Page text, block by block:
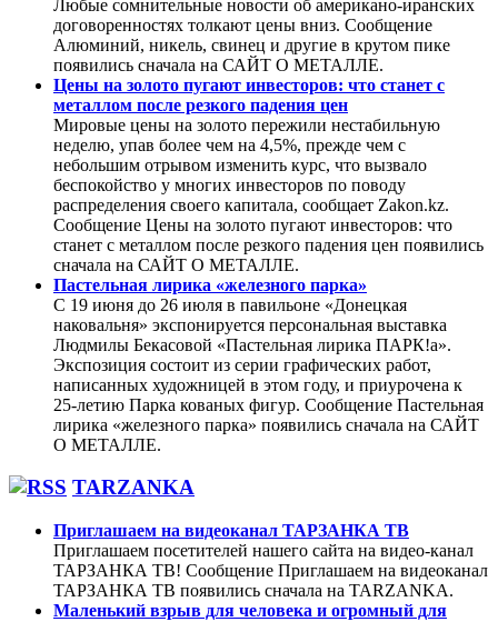
Любые сомнительные новости об американо-иранских
договоренностях толкают цены вниз. Сообщение
Алюминий, никель, свинец и другие в крутом пике
появились сначала на САЙТ О МЕТАЛЛЕ.
Цены на золото пугают инвесторов: что станет с
металлом после резкого падения цен
Мировые цены на золото пережили нестабильную
неделю, упав более чем на 4,5%, прежде чем с
небольшим отрывом изменить курс, что вызвало
беспокойство у многих инвесторов по поводу
распределения своего капитала, сообщает Zakon.kz.
Сообщение Цены на золото пугают инвесторов: что
станет с металлом после резкого падения цен появились
сначала на САЙТ О МЕТАЛЛЕ.
Пастельная лирика «железного парка»
С 19 июня до 26 июля в павильоне «Донецкая
наковальня» экспонируется персональная выставка
Людмилы Бекасовой «Пастельная лирика ПАРК!а».
Экспозиция состоит из серии графических работ,
написанных художницей в этом году, и приурочена к
25-летию Парка кованых фигур. Сообщение Пастельная
лирика «железного парка» появились сначала на САЙТ
О МЕТАЛЛЕ.
TARZANKA
Приглашаем на видеоканал ТАРЗАНКА ТВ
Приглашаем посетителей нашего сайта на видео-канал
ТАРЗАНКА ТВ! Сообщение Приглашаем на видеоканал
ТАРЗАНКА ТВ появились сначала на TARZANKA.
Маленький взрыв для человека и огромный для